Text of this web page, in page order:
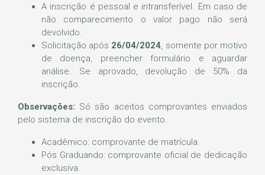
A inscrição é pessoal e intransferível. Em caso de
não comparecimento o valor pago não será
devolvido.
Solicitação após 26/04/2024, somente por motivo
de doença, preencher formulário e aguardar
análise. Se aprovado, devolução de 50% da
inscrição.
Observações: Só são aceitos comprovantes enviados
pelo sistema de inscrição do evento.
Acadêmico: comprovante de matrícula.
Pós Graduando: comprovante oficial de dedicação
exclusiva.